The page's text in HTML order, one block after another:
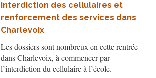
interdiction des cellulaires et
renforcement des services dans
Charlevoix
Les dossiers sont nombreux en cette rentrée
dans Charlevoix, à commencer par
l’interdiction du cellulaire à l’école.